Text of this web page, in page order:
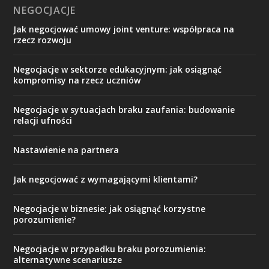
NEGOCJACJE
Jak negocjować umowy joint venture: współpraca na
rzecz rozwoju
Negocjacje w sektorze edukacyjnym: jak osiągnąć
kompromisy na rzecz uczniów
Negocjacje w sytuacjach braku zaufania: budowanie
relacji ufności
Nastawienie na partnera
Jak negocjować z wymagającymi klientami?
Negocjacje w biznesie: jak osiągnąć korzystne
porozumienie?
Negocjacje w przypadku braku porozumienia:
alternatywne scenariusze